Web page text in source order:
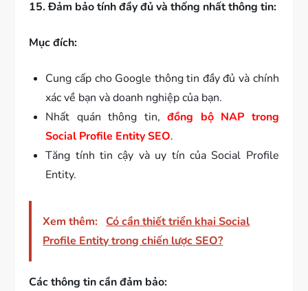
15. Đảm bảo tính đầy đủ và thống nhất thông tin:
Mục đích:
Cung cấp cho Google thông tin đầy đủ và chính
xác về bạn và doanh nghiệp của bạn.
Nhất quán thông tin,đồng bộ NAP trong
Social Profile Entity SEO.
Tăng tính tin cậy và uy tín của Social Profile
Entity.
Xem thêm: Có cần thiết triển khai Social
Profile Entity trong chiến lược SEO?
Các thông tin cần đảm bảo: